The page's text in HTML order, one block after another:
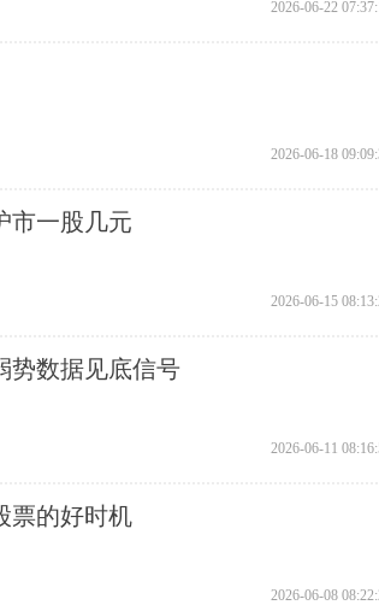
2026-06-22
2026-06-18
市一股几元
2026-06-15
势数据见底信号
2026-06-11
票的好时机
2026-06-08